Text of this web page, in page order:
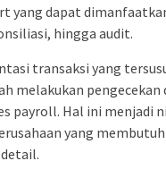
yang dapat
hingga audit.
transaksi yang
melakukan pengecekan
payroll. Hal ini menjadi
yang